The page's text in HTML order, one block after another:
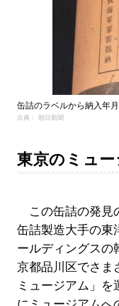
缶詰のラベルから納入年
出典： 朝日新聞
東京のミュ
この缶詰の発見
缶詰製造大手の東
ールディングスの
京都品川区でさま
ミュージアム」を